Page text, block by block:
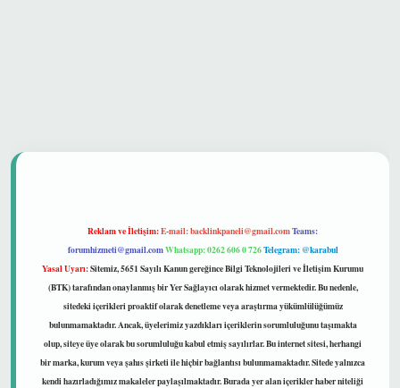
Reklam ve İletişim:E-mail:backlinkpaneli@gmail.comTeams:
forumhizmeti@gmail.comWhatsapp: 0262 606 0 726Telegram: @karabul
Yasal Uyarı:Sitemiz, 5651 Sayılı Kanun gereğince Bilgi Teknolojileri ve İletişim Kurumu
(BTK) tarafından onaylanmış bir Yer Sağlayıcı olarak hizmet vermektedir. Bu nedenle,
sitedeki içerikleri proaktif olarak denetleme veya araştırma yükümlülüğümüz
bulunmamaktadır. Ancak, üyelerimiz yazdıkları içeriklerin sorumluluğunu taşımakta
olup, siteye üye olarak bu sorumluluğu kabul etmiş sayılırlar. Bu internet sitesi, herhangi
bir marka, kurum veya şahıs şirketi ile hiçbir bağlantısı bulunmamaktadır. Sitede yalnızca
kendi hazırladığımız makaleler paylaşılmaktadır. Burada yer alan içerikler haber niteliği